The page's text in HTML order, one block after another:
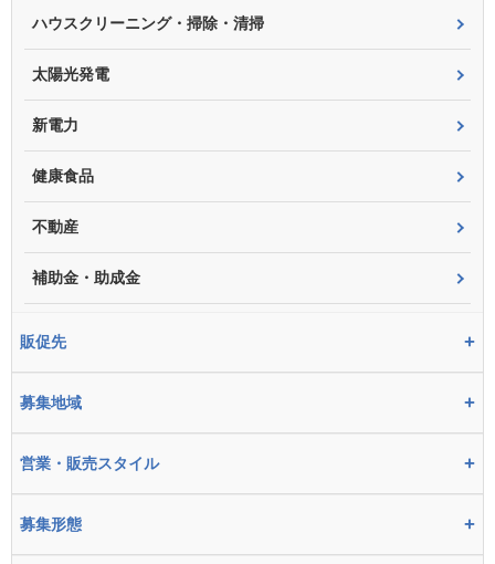
ハウスクリーニング・掃除・清掃
太陽光発電
新電力
健康食品
不動産
補助金・助成金
販促先 +
募集地域 +
営業・販売スタイル +
募集形態 +